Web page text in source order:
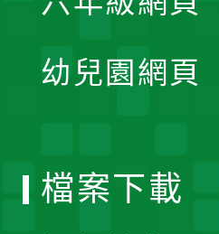
幼兒園網頁
檔案下載